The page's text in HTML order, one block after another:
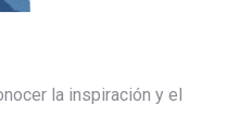
la inspiración y el